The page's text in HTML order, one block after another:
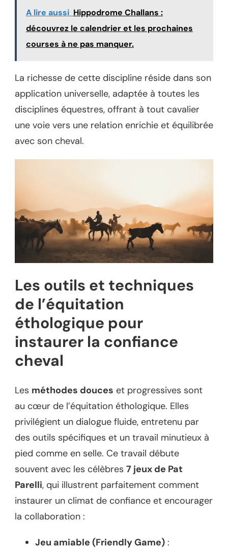
A lire aussi Hippodrome Challans :
découvrez le calendrier et les prochaines
courses à ne pas manquer.
La richesse de cette discipline réside dans son
application universelle, adaptée à toutes les
disciplines équestres, offrant à tout cavalier
une voie vers une relation enrichie et équilibrée
avec son cheval.
Les outils et techniques
de l’équitation
éthologique pour
instaurer la confiance
cheval
Les méthodes douces et progressives sont
au cœur de l’équitation éthologique. Elles
privilégient un dialogue fluide, entretenu par
des outils spécifiques et un travail minutieux à
pied comme en selle. Ce travail débute
souvent avec les célèbres 7 jeux de Pat
Parelli, qui illustrent parfaitement comment
instaurer un climat de confiance et encourager
la collaboration :
Jeu amiable (Friendly Game) :